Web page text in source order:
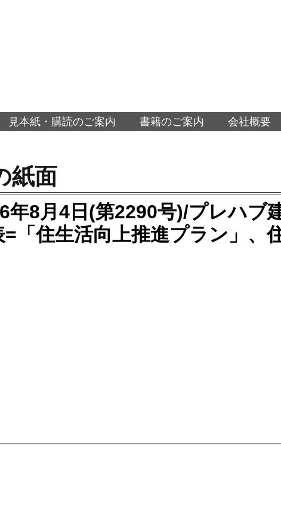
見本紙・購読のご案内 書籍のご案内 会社概要
紙面
年8月4日(第2290号)/プレハブ
=「住生活向上推進プラン」、